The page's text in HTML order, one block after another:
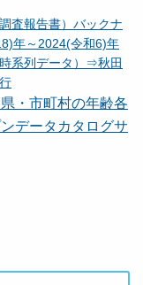
査報告書）バックナ
年～2024(令和6)年
系列データ）⇒秋田
・市町村の年齢各
データカタログサ